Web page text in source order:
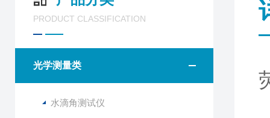
PRODUCT CLASSIFICATION
光学测量类
水滴角测试仪